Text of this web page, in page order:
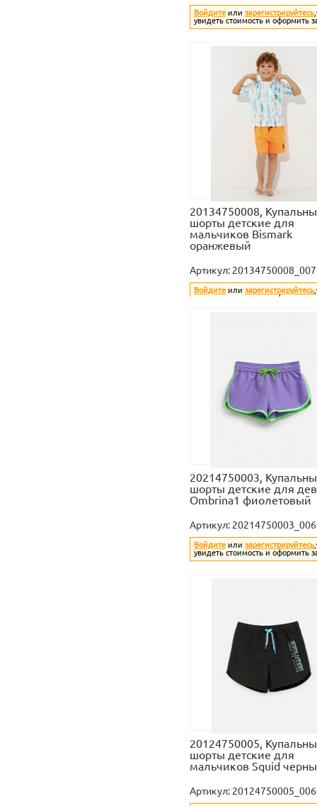
Войдите или зарегистрируйтесь
увидеть стоимость и оформить
20134750008,
шорты детские для
мальчиков Bismark
оранжевый
Артикул:
Войдите или зарегистрируйтесь
увидеть стоимость и оформить
20214750003,
шорты детские для
Ombrina1 фиолетовый
Артикул:
Войдите или зарегистрируйтесь
увидеть стоимость и оформить
20124750005,
шорты детские для
мальчиков Squid
Артикул: